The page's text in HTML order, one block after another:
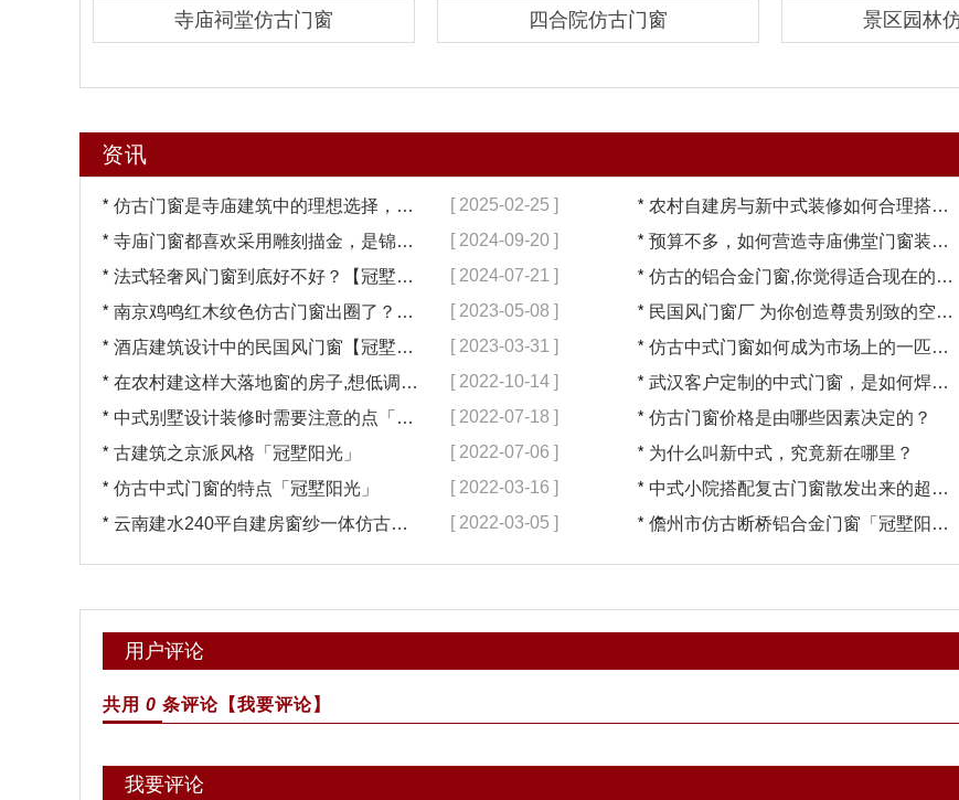
寺庙祠堂仿古门窗 四合院仿古门窗 景区园林
资讯
* 仿古门窗是寺庙建筑中的理想选择，换一次用终生【冠墅阳光】 [ 2025-02-25 ] * 农村自建房与新中式装修如何合理搭配【冠墅阳光】
* 寺庙门窗都喜欢采用雕刻描金，是锦上添花吗？【冠墅阳光】 [ 2024-09-20 ] * 预算不多，如何营造寺庙佛堂门窗装修【冠墅阳光】
* 法式轻奢风门窗到底好不好？【冠墅阳光】 [ 2024-07-21 ] * 仿古的铝合金门窗,你觉得适合现在的装修吗?【冠墅阳光】
* 南京鸡鸣红木纹色仿古门窗出圈了？【冠墅阳光】 [ 2023-05-08 ] * 民国风门窗厂 为你创造尊贵别致的空间【冠墅阳光】
* 酒店建筑设计中的民国风门窗【冠墅阳光】 [ 2023-03-31 ] * 仿古中式门窗如何成为市场上的一匹黑马【冠墅阳光】
* 在农村建这样大落地窗的房子,想低调都难吧【冠墅阳光】 [ 2022-10-14 ] * 武汉客户定制的中式门窗，是如何焊接的呢？
* 中式别墅设计装修时需要注意的点「冠墅阳光」 [ 2022-07-18 ] * 仿古门窗价格是由哪些因素决定的？
* 古建筑之京派风格「冠墅阳光」 [ 2022-07-06 ] * 为什么叫新中式，究竟新在哪里？
* 仿古中式门窗的特点「冠墅阳光」 [ 2022-03-16 ] * 中式小院搭配复古门窗散发出来的超凡气质 「冠墅阳光」
* 云南建水240平自建房窗纱一体仿古门窗完工「冠墅阳光」 [ 2022-03-05 ] * 儋州市仿古断桥铝合金门窗「冠墅阳光」
用户评论
共用 0 条评论 【我要评论】
我要评论